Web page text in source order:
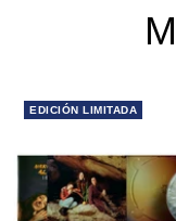
EDICIÓN LIMITADA